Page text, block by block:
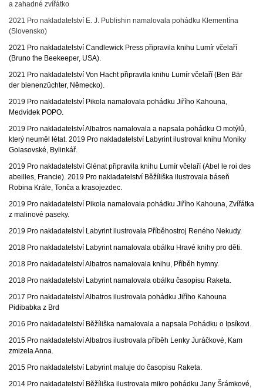
a zahadné zvířátko
2021 Pro nakladatelství E. J. Publishin namalovala pohádku Klementína
(Slovensko)
2021 Pro nakladatelství Candlewick Press připravila knihu Lumír včelaří
(Bruno the Beekeeper, USA).
2021 Pro nakladatelství Von Hacht připravila knihu Lumír včelaří (Ben Bär
der bienenzüchter, Německo).
2019 Pro nakladatelství Pikola namalovala pohádku Jiřího Kahouna,
Medvídek POPO.
2019 Pro nakladatelství Albatros namalovala a napsala pohádku O motýlů,
který neuměl létat. 2019 Pro nakladatelství Labyrint ilustroval knihu Moniky
Golasovské, Bylinkář.
2019 Pro nakladatelství Glénat připravila knihu Lumír včelaří (Abel le roi des
abeilles, Francie). 2019 Pro nakladatelství Běžíliška ilustrovala báseň
Robina Krále, Tonča a krasojezdec.
2019 Pro nakladatelství Pikola namalovala pohádku Jiřího Kahouna, Zvířátka
z malinové paseky.
2019 Pro nakladatelství Labyrint ilustrovala Příběhostroj Reného Nekudy.
2018 Pro nakladatelství Labyrint namalovala obálku Hravé knihy pro děti.
2018 Pro nakladatelství Albatros namalovala knihu, Příběh hymny.
2018 Pro nakladatelství Labyrint namalovala obálku časopisu Raketa.
2017 Pro nakladatelství Albatros ilustrovala pohádku Jiřího Kahouna
Pidibabka z Brd
2016 Pro nakladatelství Běžíliška namalovala a napsala Pohádku o Ipsíkovi.
2015 Pro nakladatelství Albatros ilustrovala příběh Lenky Juráčkové, Kam
zmizela Anna.
2015 Pro nakladatelství Labyrint maluje do časopisu Raketa.
2014 Pro nakladatelství Běžíliška ilustrovala mikro pohádku Jany Šrámkové,